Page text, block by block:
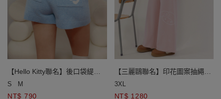
【Hello Kitty聯名】後口袋緹花
圖案針織短褲
S M
NT$ 790
【三麗鷗聯名】印花圖案抽繩鬆
緊休閒長褲
3XL
NT$ 1280